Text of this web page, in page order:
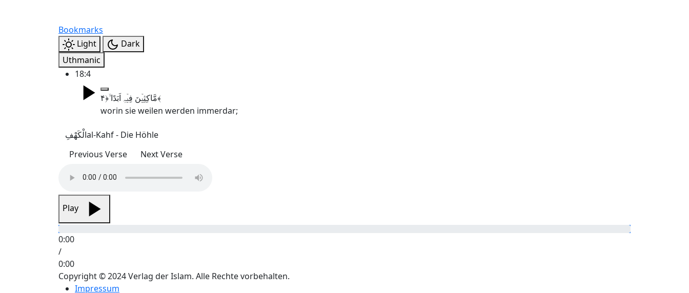
Bookmarks
Light
Dark
Uthmanic
18:4
مَّاکِثِیۡنَ فِیۡہِ اَبَدًا ۙ﴿۴﴾
worin sie weilen werden immerdar;
الْکَھْفِal-Kahf - Die Höhle
Previous Verse
Next Verse
Play
0:00
/
0:00
Copyright © 2024 Verlag der Islam. Alle Rechte vorbehalten.
Impressum